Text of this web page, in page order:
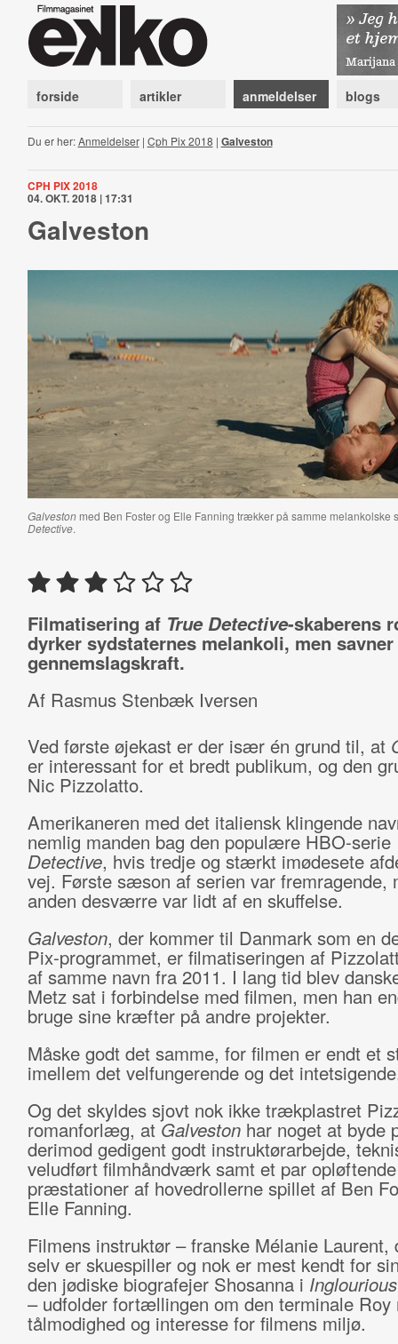
forside artikler anmeldelser blogs
Du er her:Anmeldelser| Cph Pix 2018 | Galveston
CPH PIX 2018
04. OKT. 2018 | 17:31
Galveston
Galvestonmed Ben Foster og Elle Fanning trækker på samme
Detective.
Filmatisering af True Detective-skaberens
dyrker sydstaternes melankoli, men savner
gennemslagskraft.
Af Rasmus Stenbæk Iversen
Ved første øjekast er der især én grund til, at
er interessant for et bredt publikum, og den
Nic Pizzolatto.
Amerikaneren med det italiensk klingende
nemlig manden bag den populære HBO-serie
Detective, hvis tredje og stærkt imødesete
vej. Første sæson af serien var fremragende,
anden desværre var lidt af en skuffelse.
Galveston, der kommer til Danmark som en
Pix-programmet, er filmatiseringen af
af samme navn fra 2011. I lang tid blev
Metz sat i forbindelse med filmen, men han
bruge sine kræfter på andre projekter.
Måske godt det samme, for filmen er endt et
imellem det velfungerende og det
Og det skyldes sjovt nok ikke trækplastret
romanforlæg, atGalvestonhar noget at byde
derimod gedigent godt instruktørarbejde,
veludført filmhåndværk samt et par opløftende
præstationer af hovedrollerne spillet af Ben
Elle Fanning.
Filmens instruktør – franske Mélanie Laurent,
selv er skuespiller og nok er mest kendt for
den jødiske biografejer Shosanna i
– udfolder fortællingen om den terminale Roy
tålmodighed og interesse for filmens miljø.